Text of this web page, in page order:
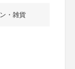
・雑貨